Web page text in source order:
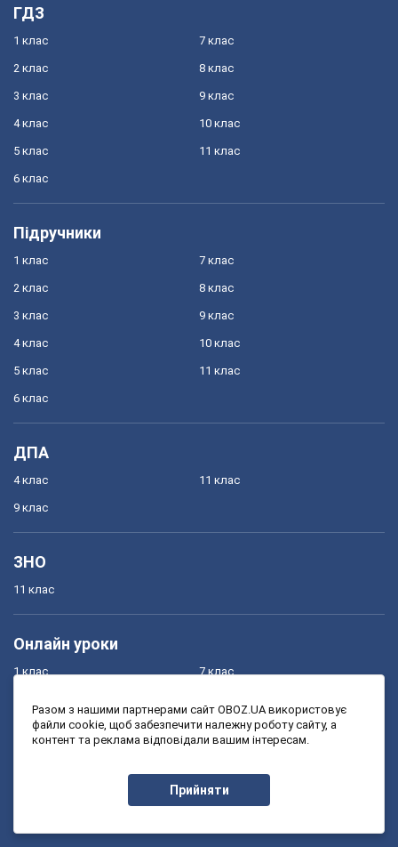
ГДЗ
1 клас
2 клас
3 клас
4 клас
5 клас
6 клас
7 клас
8 клас
9 клас
10 клас
11 клас
Підручники
1 клас
2 клас
3 клас
4 клас
5 клас
6 клас
7 клас
8 клас
9 клас
10 клас
11 клас
ДПА
4 клас
9 клас
11 клас
ЗНО
11 клас
Онлайн уроки
1 клас
3 клас
7 клас
9 клас
Разом з нашими партнерами сайт OBOZ.UA використовує
файли cookie, щоб забезпечити належну роботу сайту, а
контент та реклама відповідали вашим інтересам.
Прийняти